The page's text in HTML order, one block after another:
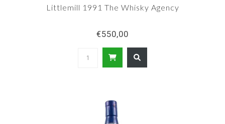
Littlemill 1991 The Whisky Agency
€550,00